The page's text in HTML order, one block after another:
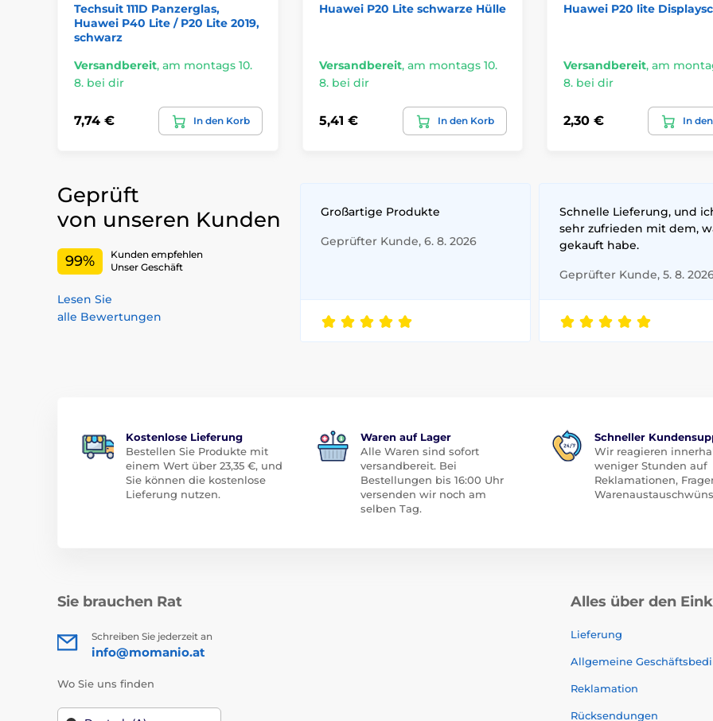
Techsuit 111D Panzerglas,
Huawei P40 Lite / P20 Lite 2019,
schwarz
Versandbereit, am montags 10.
8. bei dir
7,74 € In den Korb
Huawei P20 Lite schwarze Hülle
Versandbereit, am montags 10.
8. bei dir
5,41 € In den Korb
Huawei P20 lite
Versandbereit, am
8. bei dir
2,30 € In
Geprüft
von unseren Kunden
99%
Kunden empfehlen
Unser Geschäft
Lesen Sie
alle Bewertungen
Großartige Produkte
Geprüfter Kunde, 6. 8. 2026
Schnelle Lieferung, und
sehr zufrieden mit dem,
gekauft habe.
Geprüfter Kunde, 5. 8.
Kostenlose Lieferung
Bestellen Sie Produkte mit
einem Wert über 23,35 €, und
Sie können die kostenlose
Lieferung nutzen.
Waren auf Lager
Alle Waren sind sofort
versandbereit. Bei
Bestellungen bis 16:00 Uhr
versenden wir noch am
selben Tag.
Schneller
Wir reagieren
weniger Stunden auf
Reklamationen,
Sie brauchen Rat
Schreiben Sie jederzeit an
info@momanio.at
Wo Sie uns finden
Alles über den
Lieferung
Allgemeine
Reklamation
Rücksendungen